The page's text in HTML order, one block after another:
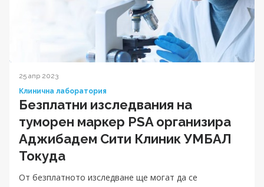
25 апр 2023
Клинична лаборатория
Безплатни изследвания на
туморен маркер PSA организира
Аджибадем Сити Клиник УМБАЛ
Токуда
От безплатното изследване ще могат да се